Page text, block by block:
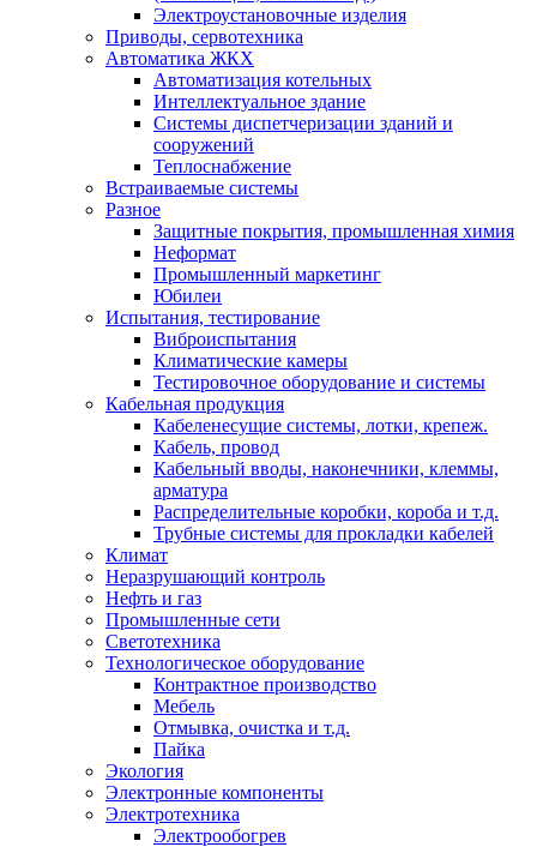
Электроустановочные изделия
Приводы, сервотехника
Автоматика ЖКХ
Автоматизация котельных
Интеллектуальное здание
Системы диспетчеризации зданий и
сооружений
Теплоснабжение
Встраиваемые системы
Разное
Защитные покрытия, промышленная химия
Неформат
Промышленный маркетинг
Юбилеи
Испытания, тестирование
Виброиспытания
Климатические камеры
Тестировочное оборудование и системы
Кабельная продукция
Кабеленесущие системы, лотки, крепеж.
Кабель, провод
Кабельный вводы, наконечники, клеммы,
арматура
Распределительные коробки, короба и т.д.
Трубные системы для прокладки кабелей
Климат
Неразрушающий контроль
Нефть и газ
Промышленные сети
Светотехника
Технологическое оборудование
Контрактное производство
Мебель
Отмывка, очистка и т.д.
Пайка
Экология
Электронные компоненты
Электротехника
Электрообогрев